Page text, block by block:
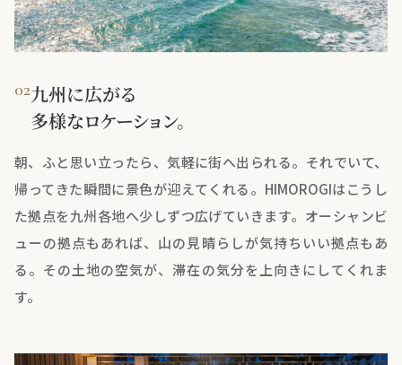
02九州に広がる
多様なロケーション。
朝、ふと思い立ったら、気軽に街へ出られる。それでいて、
帰ってきた瞬間に景色が迎えてくれる。HIMOROGIはこうし
た拠点を九州各地へ少しずつ広げていきます。オーシャンビ
ューの拠点もあれば、山の見晴らしが気持ちいい拠点もあ
る。その土地の空気が、滞在の気分を上向きにしてくれま
す。